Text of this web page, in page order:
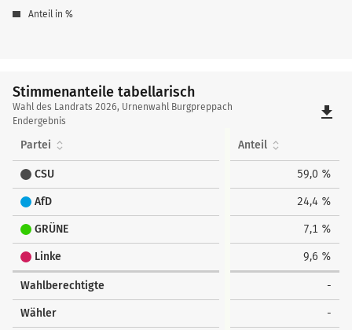
Anteil in %
Stimmenanteile tabellarisch
Stimmenanteile
tabellarisch
Wahl des Landrats 2026, Urnenwahl Burgpreppach
Endergebnis
file_download
Partei Anteil
CSU 59,0 %
AfD 24,4 %
GRÜNE 7,1 %
Linke 9,6 %
Wahlberechtigte -
Wähler -